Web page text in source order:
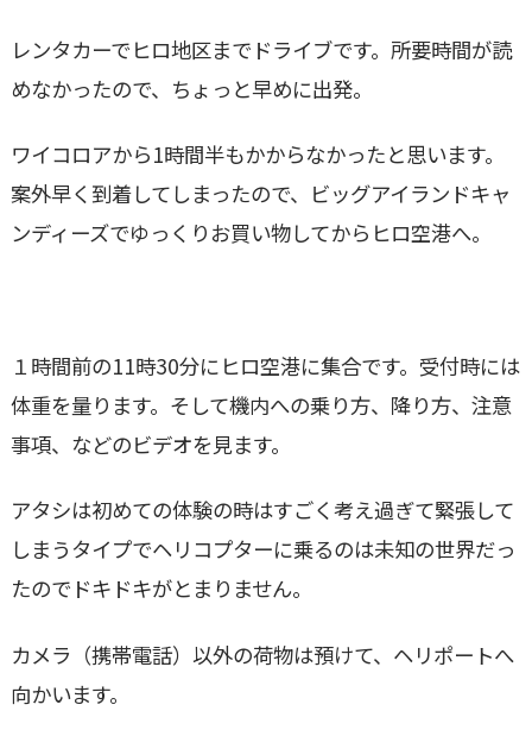
レンタカーでヒロ地区までドライブです。所要時間が読
めなかったので、ちょっと早めに出発。
ワイコロアから1時間半もかからなかったと思います。
案外早く到着してしまったので、ビッグアイランドキャ
ンディーズでゆっくりお買い物してからヒロ空港へ。
１時間前の11時30分にヒロ空港に集合です。受付時には
体重を量ります。そして機内への乗り方、降り方、注意
事項、などのビデオを見ます。
アタシは初めての体験の時はすごく考え過ぎて緊張して
しまうタイプでヘリコプターに乗るのは未知の世界だっ
たのでドキドキがとまりません。
カメラ（携帯電話）以外の荷物は預けて、ヘリポートへ
向かいます。